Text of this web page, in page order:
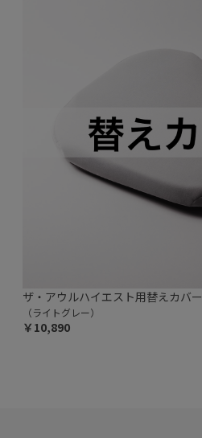
ザ・アウルハイエスト用替えカバー
（ライトグレー）
￥10,890